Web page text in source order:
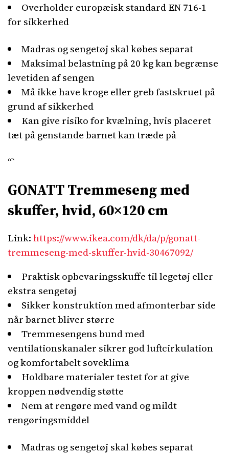
Overholder europæisk standard EN 716-1
for sikkerhed
Madras og sengetøj skal købes separat
Maksimal belastning på 20 kg kan begrænse
levetiden af sengen
Må ikke have kroge eller greb fastskruet på
grund af sikkerhed
Kan give risiko for kvælning, hvis placeret
tæt på genstande barnet kan træde på
“`
GONATT Tremmeseng med
skuffer, hvid, 60×120 cm
Link:https://www.ikea.com/dk/da/p/gonatt-
tremmeseng-med-skuffer-hvid-30467092/
Praktisk opbevaringsskuffe til legetøj eller
ekstra sengetøj
Sikker konstruktion med afmonterbar side
når barnet bliver større
Tremmesengens bund med
ventilationskanaler sikrer god luftcirkulation
og komfortabelt soveklima
Holdbare materialer testet for at give
kroppen nødvendig støtte
Nem at rengøre med vand og mildt
rengøringsmiddel
Madras og sengetøj skal købes separat